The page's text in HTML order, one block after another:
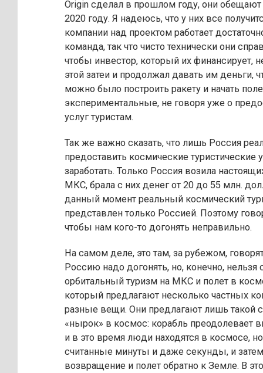
Origin сделал в прошлом году, они
2020 году. Я надеюсь, что у них все
компании над проектом работает
команда, так что чисто технически они
чтобы инвестор, который их финансирует,
этой затеи и продолжал давать им деньги,
можно было построить ракету и начать
экспериментальные, не говоря уже о
услуг туристам.
Так же важно сказать, что лишь Россия
предоставить космические туристические
заработать. Только Россия возила
МКС, брала с них денег от 20 до 55 млн.
данный момент реальный космический
представлен только Россией. Поэтому
чтобы нам кого-то догонять неправильно.
На самом деле, это там, за рубежом,
Россию надо догонять, но, конечно, нельзя
орбитальный туризм на МКС и полет в
который предлагают несколько частных
разные вещи. Они предлагают лишь такой
«нырок» в космос: корабль преодолевает
и в это время люди находятся в космосе,
считанные минуты и даже секунды, и
возвращение и полет обратно к Земле. В